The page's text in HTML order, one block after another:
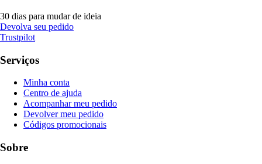
30 dias para mudar de ideia
Devolva seu pedido
Trustpilot
Serviços
Minha conta
Centro de ajuda
Acompanhar meu pedido
Devolver meu pedido
Códigos promocionais
Sobre